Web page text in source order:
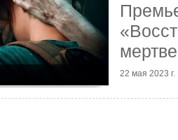
22 мая 2023 г.